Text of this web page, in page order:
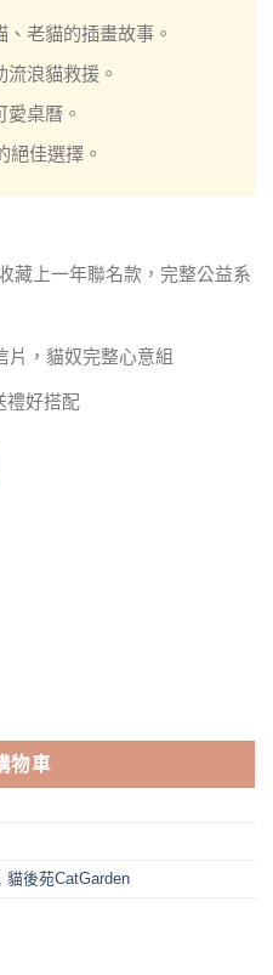
1,795
、老貓的插畫故事。
浪貓救援。
愛桌曆。
絕佳選擇。
藏上一年聯名款，完整公益系
，貓奴完整心意組
好搭配
的一生公益桌曆 數量
物車
, 貓後苑CatGarden